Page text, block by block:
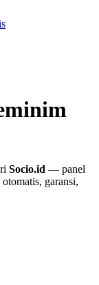
Socio.id — panel
garansi,